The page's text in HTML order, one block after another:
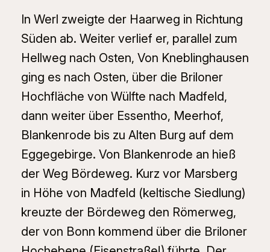
In Werl zweigte der Haarweg in Richtung
Süden ab. Weiter verlief er, parallel zum
Hellweg nach Osten, Von Kneblinghausen
ging es nach Osten, über die Briloner
Hochfläche von Wülfte nach Madfeld,
dann weiter über Essentho, Meerhof,
Blankenrode bis zu Alten Burg auf dem
Eggegebirge. Von Blankenrode an hieß
der Weg Bördeweg. Kurz vor Marsberg
in Höhe von Madfeld (keltische Siedlung)
kreuzte der Bördeweg den Römerweg,
der von Bonn kommend über die Briloner